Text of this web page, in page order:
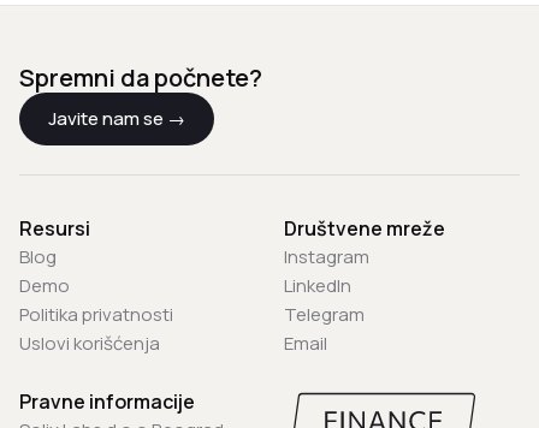
Spremni da počnete?
Javite nam se →
Resursi
Blog
Demo
Politika privatnosti
Uslovi korišćenja
Društvene mreže
Instagram
LinkedIn
Telegram
Email
Pravne informacije